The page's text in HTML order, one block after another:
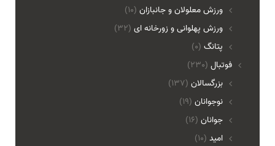
ورزش معلولان و جانبازان (10)
ورزش پهلوانی و زورخانه ای (32)
پتانگ (0)
(230) فوتبال
بزرگسالان (137)
نوجوانان (19)
جوانان (16)
امید (10)